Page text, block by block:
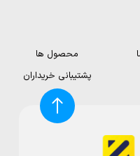
محصول ها
پشتیبانی خریداران